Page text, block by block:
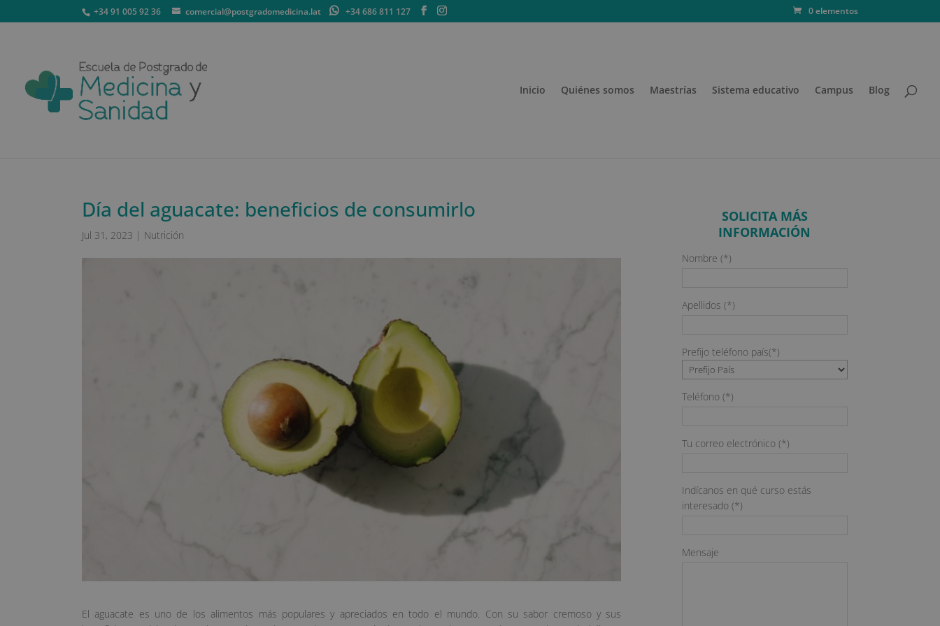
+34 91 005 92 36 comercial@postgradomedicina.lat +34 686 811 127 0 elementos
Inicio Quiénes somos Maestrías Sistema educativo Campus Blog
Día del aguacate: beneficios de consumirlo
Jul 31, 2023 | Nutrición
El aguacate es uno de los alimentos más populares y apreciados en todo el mundo. Con su sabor cremoso y sus
SOLICITA MÁS
INFORMACIÓN
Nombre (*)
Apellidos (*)
Prefijo teléfono país(*)
Teléfono (*)
Tu correo electrónico (*)
Indícanos en qué curso estás
interesado (*)
Mensaje